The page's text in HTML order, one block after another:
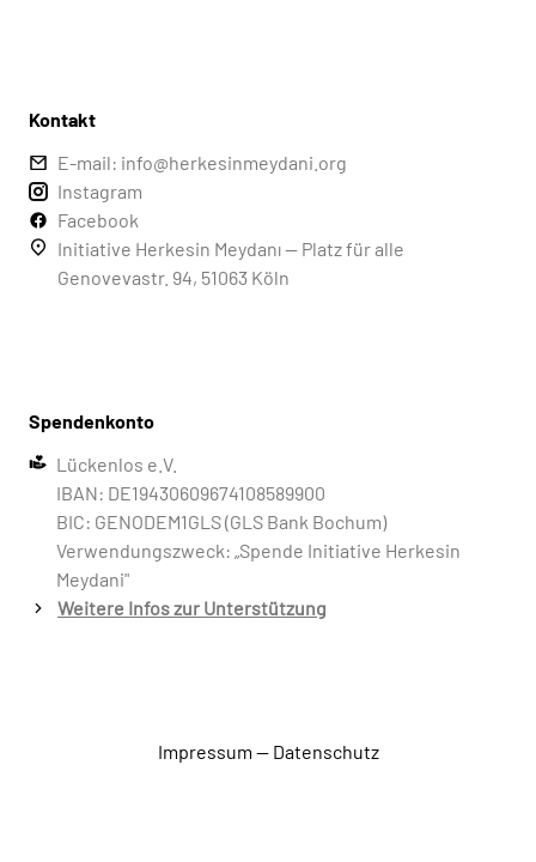
Kontakt
E-mail: info@herkesinmeydani.org
Instagram
Facebook
Initiative Herkesin Meydanı — Platz für alle
Genovevastr. 94, 51063 Köln
Spendenkonto
Lückenlos e.V.
IBAN: DE19430609674108589900
BIC: GENODEM1GLS (GLS Bank Bochum)
Verwendungszweck: „Spende Initiative Herkesin
Meydani"
Weitere Infos zur Unterstützung
Impressum — Datenschutz